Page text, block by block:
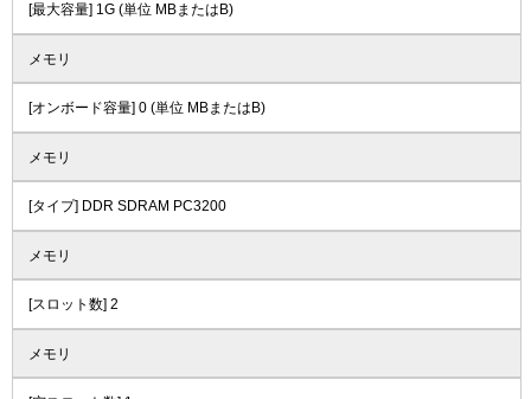
[最大容量] 1G (単位 MBまたはB)
メモリ
[オンボード容量] 0 (単位 MBまたはB)
メモリ
[タイプ] DDR SDRAM PC3200
メモリ
[スロット数] 2
メモリ